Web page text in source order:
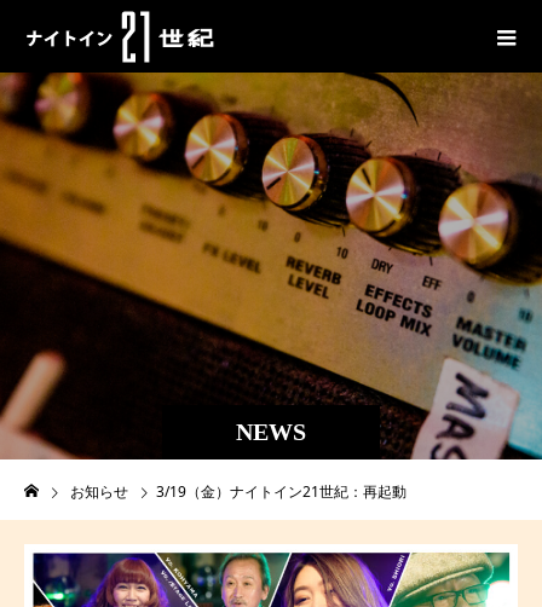
NEWS
お知らせ 3/19（金）ナイトイン21世紀：再起動